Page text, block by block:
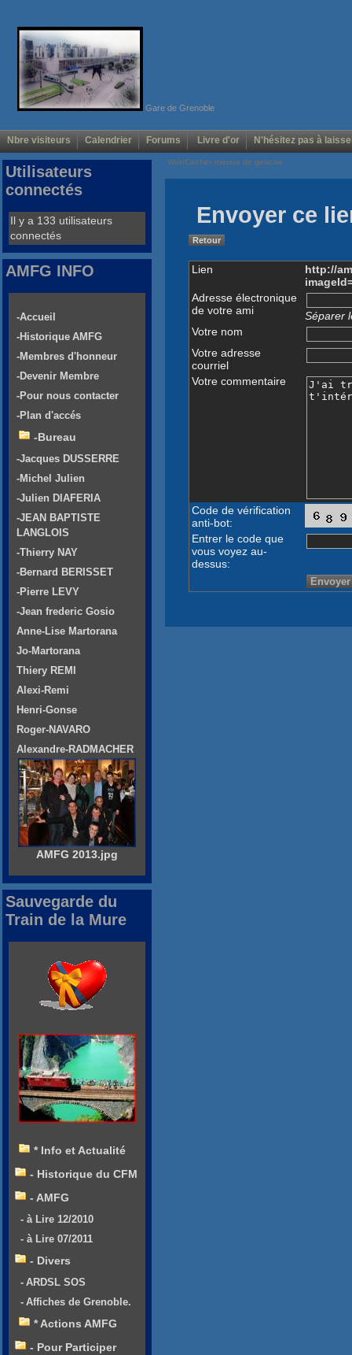
Gare de Grenoble
Nbre visiteurs Calendrier Forums Livre d'or N'hésitez pas à
Voir/Cacher menus de gauche
Envoyer ce
Retour
Lien
http://
Adresse électronique
de votre ami
Séparer
Votre nom
Votre adresse
courriel
Votre commentaire
Code de vérification
anti-bot:
Entrer le code que
vous voyez au-
dessus:
Utilisateurs
connectés
Il y a 133 utilisateurs
connectés
AMFG INFO
-Accueil
-Historique AMFG
-Membres d'honneur
-Devenir Membre
-Pour nous contacter
-Plan d'accés
-Bureau
-Jacques DUSSERRE
-Michel Julien
-Julien DIAFERIA
-JEAN BAPTISTE
LANGLOIS
-Thierry NAY
-Bernard BERISSET
-Pierre LEVY
-Jean frederic Gosio
Anne-Lise Martorana
Jo-Martorana
Thiery REMI
Alexi-Remi
Henri-Gonse
Roger-NAVARO
Alexandre-RADMACHER
AMFG 2013.jpg
Sauvegarde du
Train de la Mure
* Info et Actualité
- Historique du CFM
- AMFG
- à Lire 12/2010
- à Lire 07/2011
- Divers
- ARDSL SOS
- Affiches de Grenoble.
* Actions AMFG
- Pour Participer